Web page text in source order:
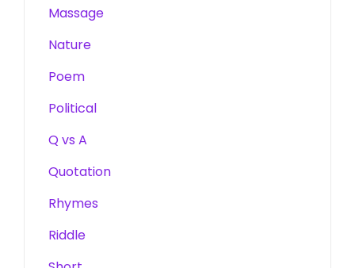
Massage
Nature
Poem
Political
Q vs A
Quotation
Rhymes
Riddle